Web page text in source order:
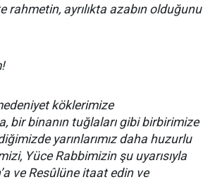
rahmetin, ayrılıkta azabın olduğunu
köklerimize
bir binanın tuğlaları gibi birbirimize
yarınlarımız daha huzurlu
Yüce Rabbimizin şu uyarısıyla
ve Resûlüne itaat edin ve